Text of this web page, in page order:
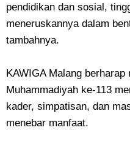
pendidikan dan sosial,
meneruskannya dalam
tambahnya.
KAWIGA Malang berharap
Muhammadiyah ke-113
kader, simpatisan, dan
menebar manfaat.